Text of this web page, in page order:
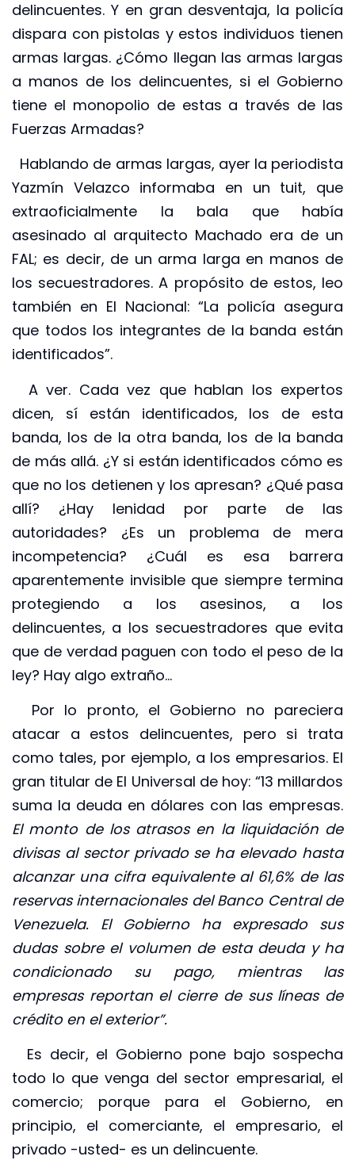
delincuentes. Y en gran desventaja, la policía
dispara con pistolas y estos individuos tienen
armas largas. ¿Cómo llegan las armas largas
a manos de los delincuentes, si el Gobierno
tiene el monopolio de estas a través de las
Fuerzas Armadas?
Hablando de armas largas, ayer la periodista
Yazmín Velazco informaba en un tuit, que
extraoficialmente la bala que había
asesinado al arquitecto Machado era de un
FAL; es decir, de un arma larga en manos de
los secuestradores. A propósito de estos, leo
también en El Nacional: “La policía asegura
que todos los integrantes de la banda están
identificados”.
A ver. Cada vez que hablan los expertos
dicen, sí están identificados, los de esta
banda, los de la otra banda, los de la banda
de más allá. ¿Y si están identificados cómo es
que no los detienen y los apresan? ¿Qué pasa
allí? ¿Hay lenidad por parte de las
autoridades? ¿Es un problema de mera
incompetencia? ¿Cuál es esa barrera
aparentemente invisible que siempre termina
protegiendo a los asesinos, a los
delincuentes, a los secuestradores que evita
que de verdad paguen con todo el peso de la
ley? Hay algo extraño…
Por lo pronto, el Gobierno no pareciera
atacar a estos delincuentes, pero si trata
como tales, por ejemplo, a los empresarios. El
gran titular de El Universal de hoy: “13 millardos
suma la deuda en dólares con las empresas.
El monto de los atrasos en la liquidación de
divisas al sector privado se ha elevado hasta
alcanzar una cifra equivalente al 61,6% de las
reservas internacionales del Banco Central de
Venezuela. El Gobierno ha expresado sus
dudas sobre el volumen de esta deuda y ha
condicionado su pago, mientras las
empresas reportan el cierre de sus líneas de
crédito en el exterior”.
Es decir, el Gobierno pone bajo sospecha
todo lo que venga del sector empresarial, el
comercio; porque para el Gobierno, en
principio, el comerciante, el empresario, el
privado -usted- es un delincuente.